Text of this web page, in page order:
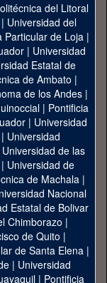
del Litoral
Universidad del
Particular de Loja|
| Universidad
Estatal de
de Ambato |
de los Andes|
| Pontificia
| Universidad
| Universidad
Universidad de las
| Universidad de
de Machala|
Nacional
Estatal de Bolivar
Chimborazo |
de Quito |
de Santa Elena|
| Universidad
| Pontificia